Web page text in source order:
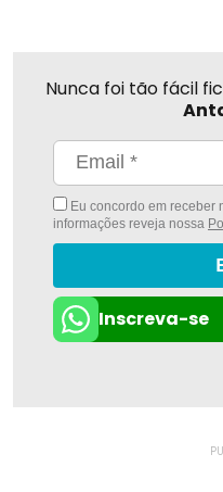
Nunca foi tão fácil
Eu concordo em receber
informações reveja nossa
Inscreva-se